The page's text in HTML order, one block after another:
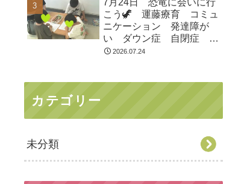
市 つくばみらい市 坂東
市 守谷市
7月24日 恐竜に会いに行
こう🦖 運藤療育 コミュ
ニケーション 発達障が
い ダウン症 自閉症
ASD ADHD 児童発達支
2026.07.24
カテゴリー
未分類